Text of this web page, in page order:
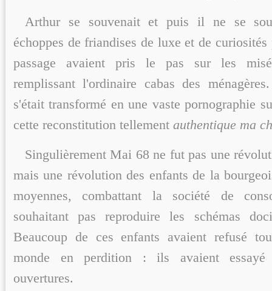
Arthur se souvenait et puis il ne se
échoppes de friandises de luxe et de
passage avaient pris le pas sur les
remplissant l'ordinaire cabas des
s'était transformé en une vaste pornographie
cette reconstitution tellement authentique ma
Singulièrement Mai 68 ne fut pas une
mais une révolution des enfants de la
moyennes, combattant la société de
souhaitant pas reproduire les schémas
Beaucoup de ces enfants avaient refusé
monde en perdition : ils avaient
ouvertures.